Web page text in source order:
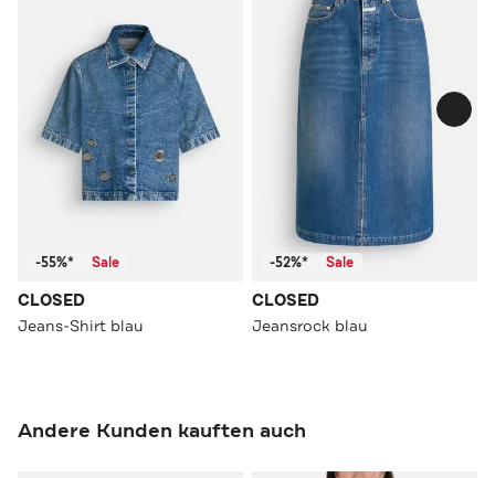
-55%* Sale
CLOSED
Jeans-Shirt blau
-52%* Sale
CLOSED
Jeansrock blau
Andere Kunden kauften auch